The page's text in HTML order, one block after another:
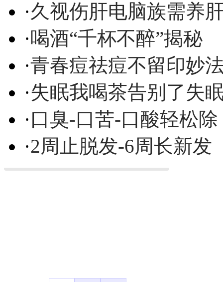
·久视伤肝电脑族需养
·喝酒“千杯不醉”揭秘
·青春痘祛痘不留印妙
·失眠我喝茶告别了失
·口臭-口苦-口酸轻松除
·2周止脱发-6周长新发